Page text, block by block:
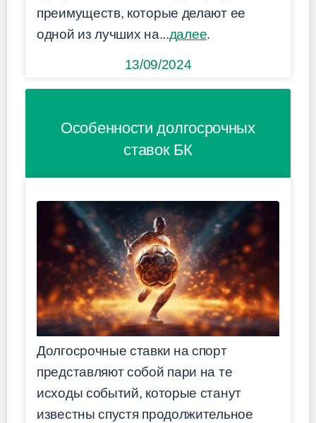
преимуществ, которые делают ее
одной из лучших на...далее.
13/09/2024
Особенности долгосрочных
ставок БК
Долгосрочные ставки на спорт
представляют собой пари на те
исходы событий, которые станут
известны спустя продолжительное